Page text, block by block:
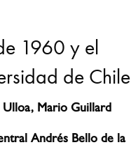
1960 y el
de Chile
Mario Guillard
Andrés Bello de la